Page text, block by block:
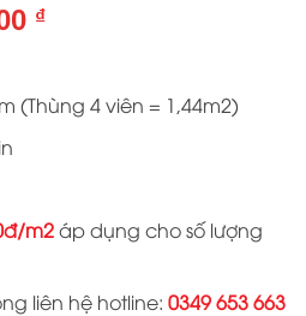
₫.
₫Giá
là:
(Thùng 4 viên = 1,44m2)
m2áp dụng cho số lượng
liên hệ hotline: 0349 653 663